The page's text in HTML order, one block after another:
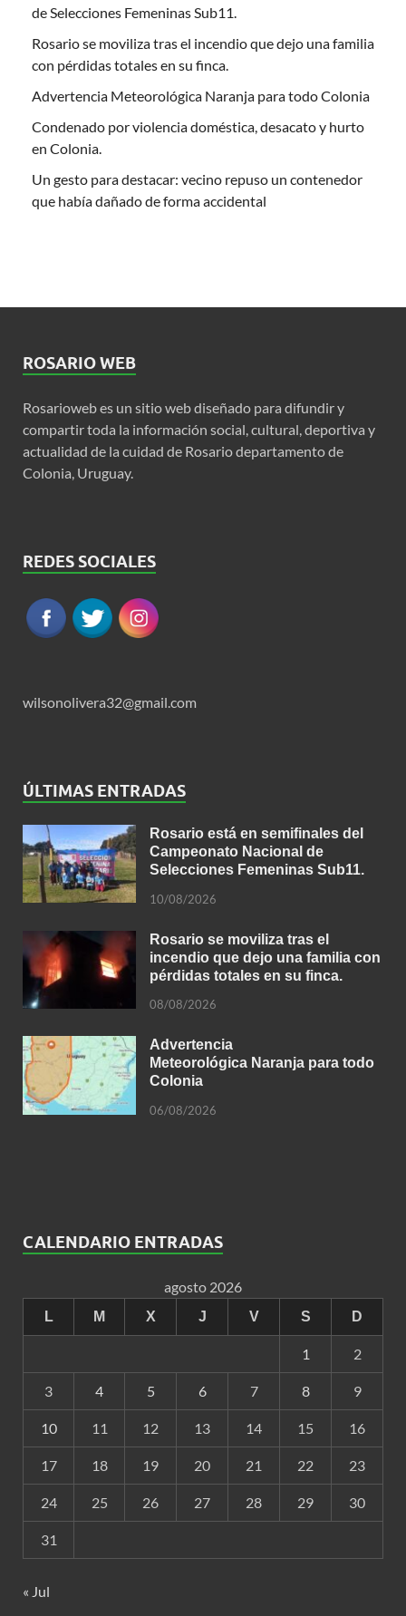
de Selecciones Femeninas Sub11.
Rosario se moviliza tras el incendio que dejo una familia
con pérdidas totales en su finca.
Advertencia Meteorológica Naranja para todo Colonia
Condenado por violencia doméstica, desacato y hurto
en Colonia.
Un gesto para destacar: vecino repuso un contenedor
que había dañado de forma accidental
ROSARIO WEB
Rosarioweb es un sitio web diseñado para difundir y
compartir toda la información social, cultural, deportiva y
actualidad de la cuidad de Rosario departamento de
Colonia, Uruguay.
REDES SOCIALES
wilsonolivera32@gmail.com
ÚLTIMAS ENTRADAS
Rosario está en semifinales del
Campeonato Nacional de
Selecciones Femeninas Sub11.
10/08/2026
Rosario se moviliza tras el
incendio que dejo una familia con
pérdidas totales en su finca.
08/08/2026
Advertencia
Meteorológica Naranja para todo
Colonia
06/08/2026
CALENDARIO ENTRADAS
agosto 2026
L M X J V S D
1 2
3 4 5 6 7 8 9
10 11 12 13 14 15 16
17 18 19 20 21 22 23
24 25 26 27 28 29 30
31
« Jul